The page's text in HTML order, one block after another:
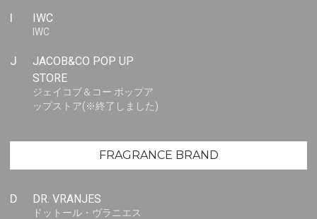
I IWC
IWC
J
JACOB&CO POP UP
STORE
ジェイコブ＆コー ポップア
ップストア(※終了しました)
FRAGRANCE BRAND
D DR. VRANJES
ドットール・ヴラニエス